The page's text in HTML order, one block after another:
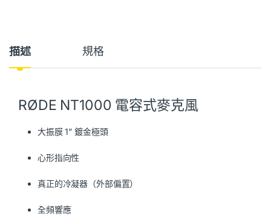
描述 規格
RØDE NT1000 電容式麥克風
大振膜 1” 鍍金極頭
心形指向性
真正的冷凝器（外部偏置）
全頻響應